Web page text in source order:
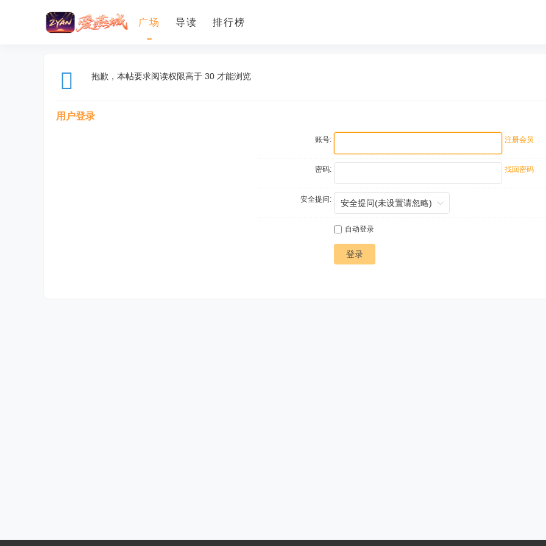
广场 导读 排行榜
抱歉，本帖要求阅读权限高于 30 才能浏览
用户登录
账号: 注册会员
密码: 找回密码
安全提问:
自动登录
登录